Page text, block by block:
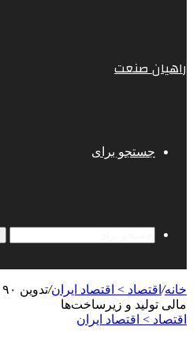
راهیان صنعت
جستجو برای
خانه/ اقتصاد > اقتصاد ایران/
مالی تولید و زیرساخت‌ها
اقتصاد > اقتصاد ایران